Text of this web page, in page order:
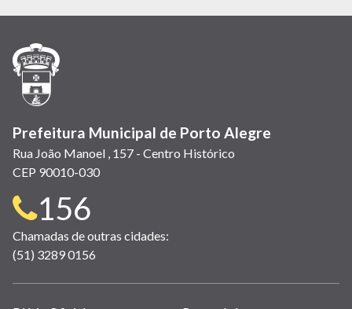
em
janela)
em
em
(link
em
em
em
Prefeitura Municipal de Porto Alegre
Rua João Manoel , 157 - Centro Histórico
CEP 90010-030
Telefone
para
contato:
156
Chamadas de outras cidades:
(51) 3289 0156